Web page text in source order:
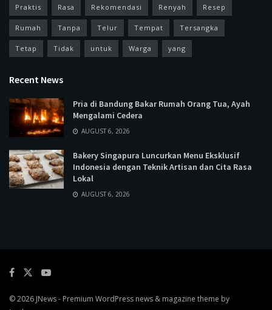
Praktis Rasa Rekomendasi Renyah Resep
Rumah Tanpa Telur Tempat Tersangka
Tetap Tidak untuk Warga yang
Recent News
Pria di Bandung Bakar Rumah Orang Tua, Ayah
Mengalami Cedera
AUGUST 6, 2026
Bakery Singapura Luncurkan Menu Eksklusif
Indonesia dengan Teknik Artisan dan Cita Rasa
Lokal
AUGUST 6, 2026
© 2026 JNews- Premium WordPress news & magazine theme by